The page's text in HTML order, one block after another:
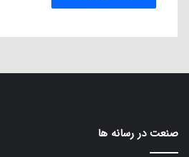
صنعت در رسانه ها